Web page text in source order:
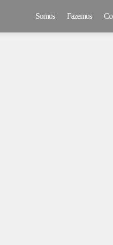
Somos Fazemos